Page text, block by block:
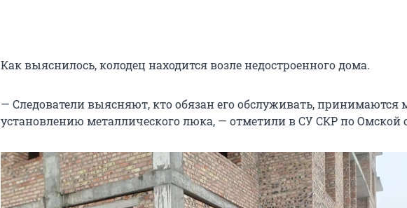
Как выяснилось, колодец находится возле недостроенного дома.
— Следователи выясняют, кто обязан его обслуживать, принимаются
установлению металлического люка, — отметили в СУ СКР по Омской